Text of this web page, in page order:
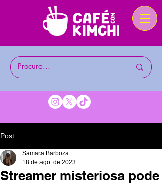
Post
Streamer misteriosa pode
Samara Barboza
18 de ago. de 2023